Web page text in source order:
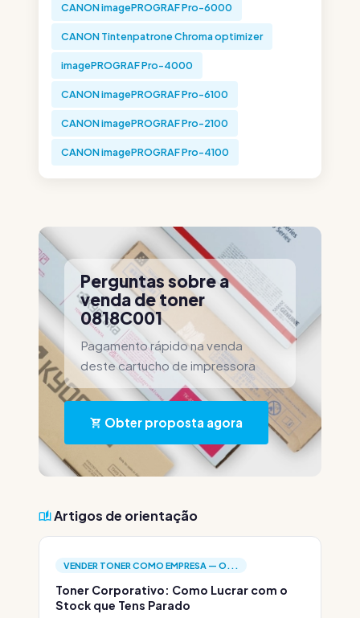
CANON imagePROGRAF Pro-6000
CANON Tintenpatrone Chroma optimizer
imagePROGRAF Pro-4000
CANON imagePROGRAF Pro-6100
CANON imagePROGRAF Pro-2100
CANON imagePROGRAF Pro-4100
Perguntas sobre a
venda de toner
0818C001
Pagamento rápido na venda
deste cartucho de impressora
Obter proposta agora
Artigos de orientação
VENDER TONER COMO EMPRESA — O...
Toner Corporativo: Como Lucrar com o
Stock que Tens Parado